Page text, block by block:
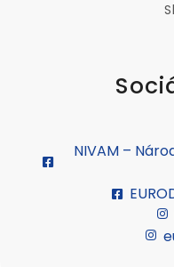
NIVAM –